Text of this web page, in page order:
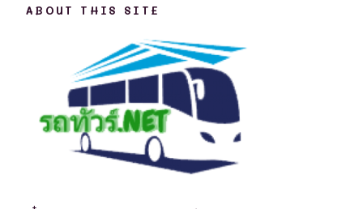
ABOUT THIS SITE